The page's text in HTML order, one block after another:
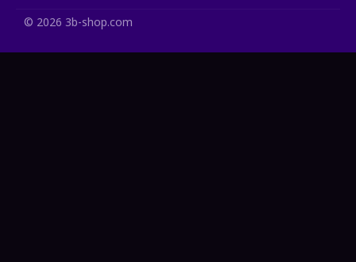
Healing
Heist (7)
© 2026 3b-shop.com